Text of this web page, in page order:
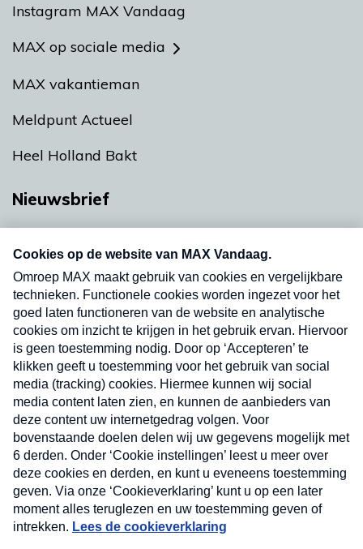
Instagram MAX Vandaag
MAX op sociale media
MAX vakantieman
Meldpunt Actueel
Heel Holland Bakt
Nieuwsbrief
Neem hier een gratis abonnement op onze
nieuwsbrief. Elke vrijdag- en dinsdagochtend in
uw mailbox.
Verzend
Nieuwsbrief
Neem hier een gratis abonnement op onze
nieuwsbrief. Elke vrijdag- en dinsdagochtend in uw